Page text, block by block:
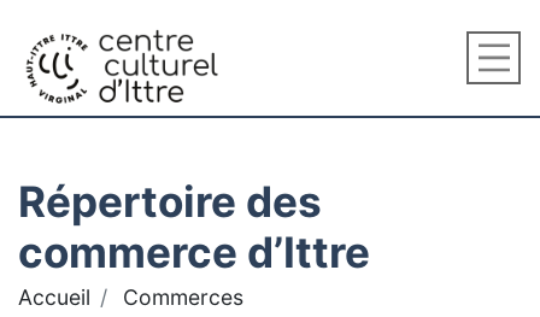
Répertoire des
commerce d’Ittre
Accueil Commerces